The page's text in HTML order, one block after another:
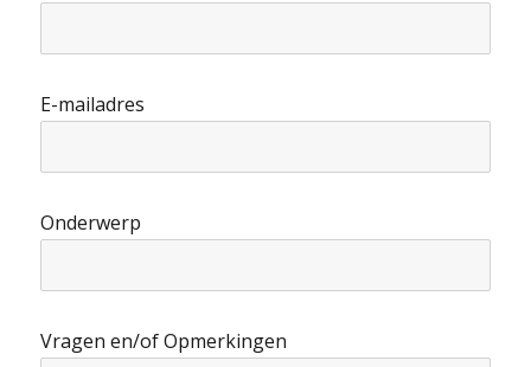
E-mailadres
Onderwerp
Vragen en/of Opmerkingen